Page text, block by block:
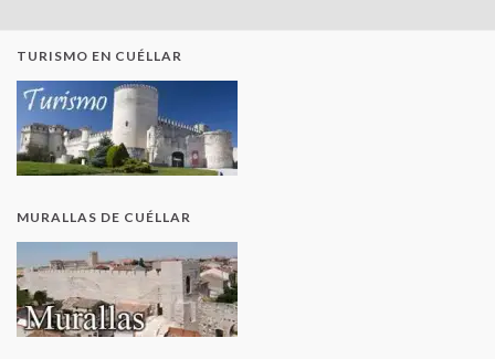
TURISMO EN CUÉLLAR
MURALLAS DE CUÉLLAR